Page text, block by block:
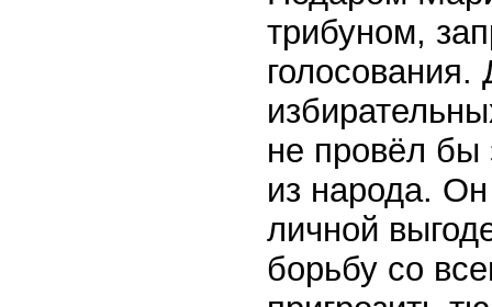
трибуном,
голосования.
не провёл бы
из народа.
личной
борьбу со